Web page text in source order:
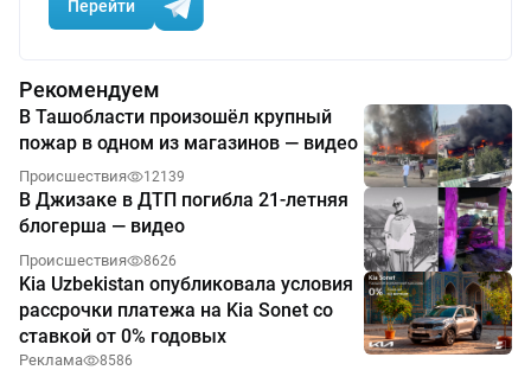
Перейти
Рекомендуем
В Ташобласти произошёл крупный
пожар в одном из магазинов — видео
Происшествия 12139
В Джизаке в ДТП погибла 21-летняя
блогерша — видео
Происшествия 8626
Kia Uzbekistan опубликовала условия
рассрочки платежа на Kia Sonet со
ставкой от 0% годовых
Реклама 8586